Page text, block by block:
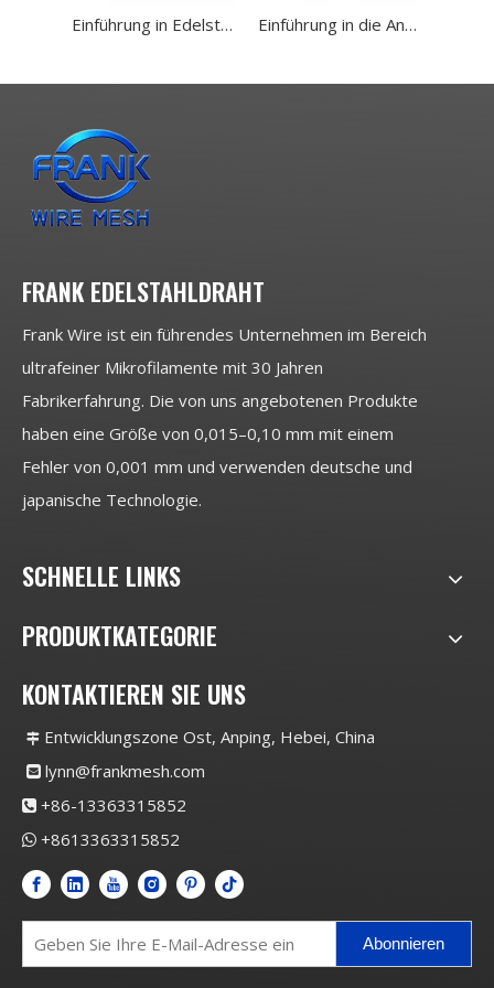
Einführung in Edelstahldraht (Durchmesser 0,04 mm) Einführung in die Anwendung von Edelstahldraht (0,035 mm) in Anti-Schnitt-Handschuhen
FRANK EDELSTAHLDRAHT
Frank Wire ist ein führendes Unternehmen im Bereich
ultrafeiner Mikrofilamente mit 30 Jahren
Fabrikerfahrung. Die von uns angebotenen Produkte
haben eine Größe von 0,015–0,10 mm mit einem
Fehler von 0,001 mm und verwenden deutsche und
japanische Technologie.
SCHNELLE LINKS
PRODUKTKATEGORIE
KONTAKTIEREN SIE UNS
 Entwicklungszone Ost, Anping, Hebei, China
 lynn@frankmesh.com
 +86-13363315852
 +8613363315852
Abonnieren